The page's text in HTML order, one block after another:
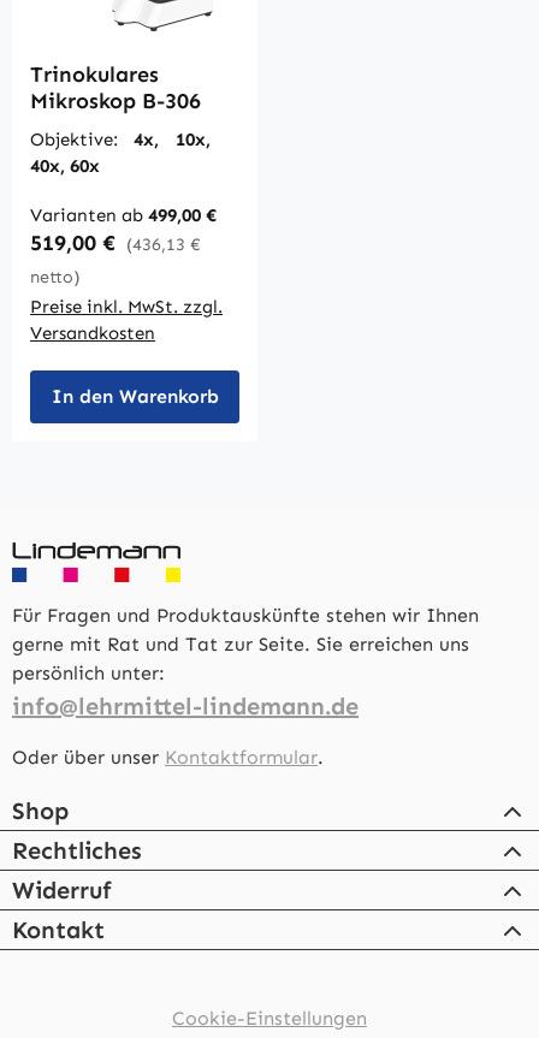
Trinokulares
Mikroskop B-306
Objektive: 4x, 10x,
40x, 60x
Varianten ab 499,00 €
Regulärer Preis:
519,00 € (436,13 €
netto)
Preise inkl. MwSt. zzgl.
Versandkosten
In den Warenkorb
Für Fragen und Produktauskünfte stehen wir Ihnen
gerne mit Rat und Tat zur Seite. Sie erreichen uns
persönlich unter:
info@lehrmittel-lindemann.de
Oder über unser Kontaktformular.
Shop
Rechtliches
Widerruf
Kontakt
Cookie-Einstellungen